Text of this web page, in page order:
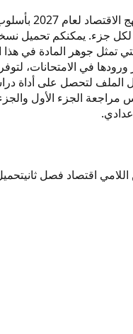
مرحباً بكم في صفحة المراجعات المركزة لمادة
التي تمثل جوهر
التي يكثر ورودها في
الملف لتحصل على أداة
تسهل الحفظ والفهم. لا تنس مراجعة
اقتصاد فصل ثاني